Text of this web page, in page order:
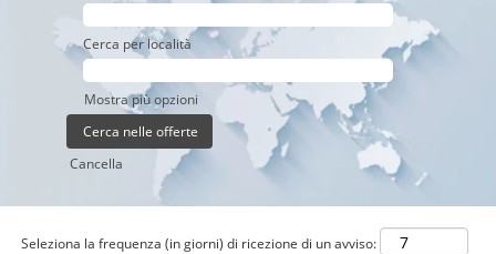
Cerca per località
Mostra più opzioni
Cancella
Seleziona la frequenza (in giorni) di ricezione di un avviso: